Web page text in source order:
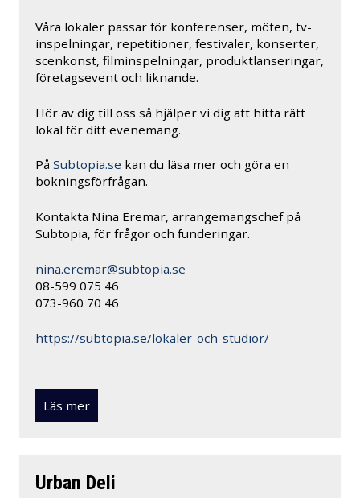
Våra lokaler passar för konferenser, möten, tv-
inspelningar, repetitioner, festivaler, konserter,
scenkonst, filminspelningar, produktlanseringar,
företagsevent och liknande.
Hör av dig till oss så hjälper vi dig att hitta rätt
lokal för ditt evenemang.
På Subtopia.se kan du läsa mer och göra en
bokningsförfrågan.
Kontakta Nina Eremar, arrangemangschef på
Subtopia, för frågor och funderingar.
nina.eremar@subtopia.se
08-599 075 46
073-960 70 46
https://subtopia.se/lokaler-och-studior/
Läs mer
Urban Deli